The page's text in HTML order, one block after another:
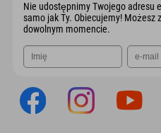
Nie udostępnimy Twojego adresu
samo jak Ty. Obiecujemy! Możesz
dowolnym momencie.